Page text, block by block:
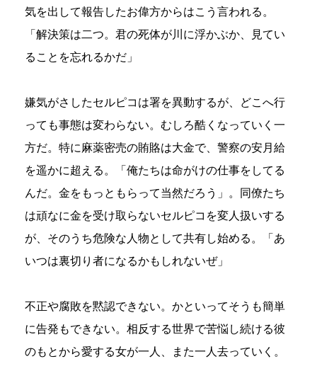
気を出して報告したお偉方からはこう言われる。
「解決策は二つ。君の死体が川に浮かぶか、見てい
ることを忘れるかだ」
嫌気がさしたセルピコは署を異動するが、どこへ行
っても事態は変わらない。むしろ酷くなっていく一
方だ。特に麻薬密売の賄賂は大金で、警察の安月給
を遥かに超える。「俺たちは命がけの仕事をしてる
んだ。金をもっともらって当然だろう」。同僚たち
は頑なに金を受け取らないセルピコを変人扱いする
が、そのうち危険な人物として共有し始める。「あ
いつは裏切り者になるかもしれないぜ」
不正や腐敗を黙認できない。かといってそうも簡単
に告発もできない。相反する世界で苦悩し続ける彼
のもとから愛する女が一人、また一人去っていく。